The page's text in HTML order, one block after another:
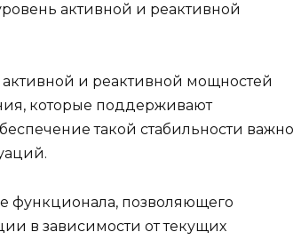
активной и реактивной
и реактивной мощностей
которые поддерживают
такой стабильности важно
функционала, позволяющего
в зависимости от текущих